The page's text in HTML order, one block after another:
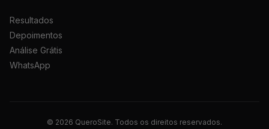
Resultados
Depoimentos
Análise Grátis
WhatsApp
© 2026 QueroSite. Todos os direitos reservados.